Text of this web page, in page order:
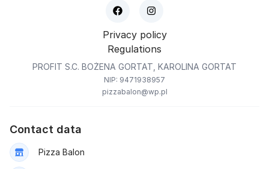
Privacy policy
Regulations
PROFIT S.C. BOŻENA GORTAT, KAROLINA GORTAT
NIP: 9471938957
pizzabalon@wp.pl
Contact data
Pizza Balon